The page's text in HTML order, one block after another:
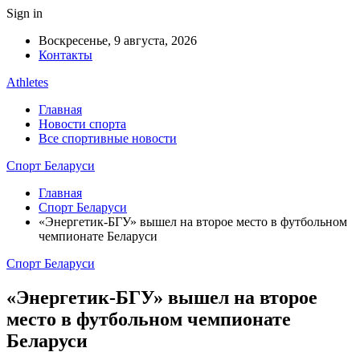
Sign in
Воскресенье, 9 августа, 2026
Контакты
Athletes
Главная
Новости спорта
Все спортивные новости
Спорт Беларуси
Главная
Спорт Беларуси
«Энергетик-БГУ» вышел на второе место в футбольном
чемпионате Беларуси
Спорт Беларуси
«Энергетик-БГУ» вышел на второе
место в футбольном чемпионате
Беларуси